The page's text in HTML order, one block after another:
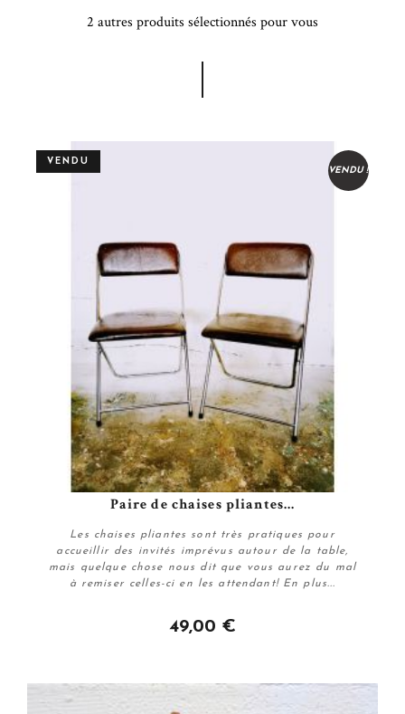
2 autres produits sélectionnés pour vous
VENDU !
VENDU
Paire de chaises pliantes...
Les chaises pliantes sont très pratiques pour
accueillir des invités imprévus autour de la table,
mais quelque chose nous dit que vous aurez du mal
à remiser celles-ci en les attendant! En plus...
49,00 €